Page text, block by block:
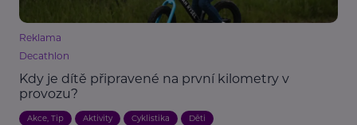
Reklama
Decathlon
Kdy je dítě připravené na první kilometry v
provozu?
Akce, Tip Aktivity Cyklistika Děti